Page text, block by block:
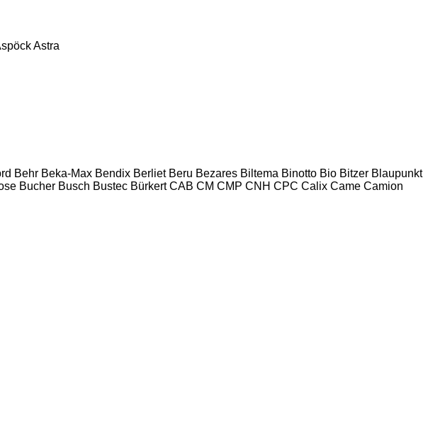
Astra
Behr Beka-Max Bendix Berliet Beru Bezares Biltema Binotto Bio Bitzer Blaupunkt
Bucher Busch Bustec Bürkert CAB CM CMP CNH CPC Calix Came Camion